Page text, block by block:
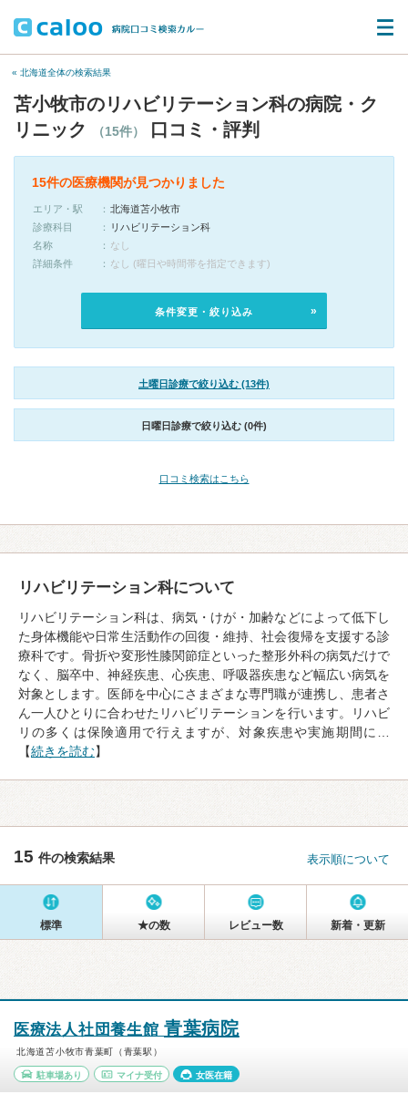
« 北海道全体の検索結果
苫小牧市のリハビリテーション科の病院・ク
リニック
（15件） 口コミ・評判
15件の医療機関が見つかりました
エリア・駅
北海道苫小牧市
診療科目
リハビリテーション科
名称
なし
詳細条件
なし (曜日や時間帯を指定できます)
条件変更・絞り込み
土曜日診療で絞り込む (13件)
日曜日診療で絞り込む (0件)
口コミ検索はこちら
リハビリテーション科について
リハビリテーション科は、病気・けが・加齢などによって低下し
た身体機能や日常生活動作の回復・維持、社会復帰を支援する診
療科です。骨折や変形性膝関節症といった整形外科の病気だけで
なく、脳卒中、神経疾患、心疾患、呼吸器疾患など幅広い病気を
対象とします。医師を中心にさまざまな専門職が連携し、患者さ
ん一人ひとりに合わせたリハビリテーションを行います。リハビ
リの多くは保険適用で行えますが、対象疾患や実施期間に…
【続きを読む】
15 件の検索結果 表示順について
標準 ★の数 レビュー数 新着・更新
医療法人社団養生館 青葉病院
北海道苫小牧市青葉町（青葉駅）
駐車場あり マイナ受付 女医在籍